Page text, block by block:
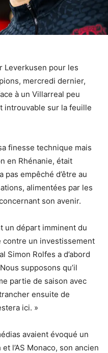
Leverkusen pour les
mercredi dernier,
à un Villarreal peu
introuvable sur la feuille
finesse technique mais
en Rhénanie, était
pas empêché d’être au
alimentées par les
son avenir.
un départ imminent du
un investissement
Simon Rolfes a d’abord
supposons qu’il
partie de saison avec
ensuite de
ici. »
avaient évoqué un
l’AS Monaco, son ancien